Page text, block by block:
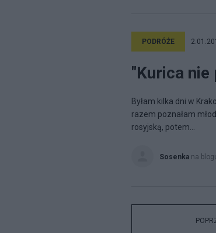
PODRÓŻE
"Kurica nie
Byłam kilka dni w
razem poznałam
rosyjską, potem...
Sosenka na